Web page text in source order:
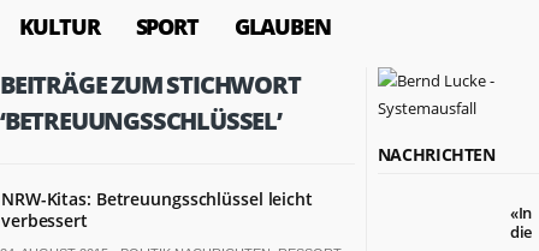
KULTUR SPORT GLAUBEN
BEITRÄGE ZUM STICHWORT
‘BETREUUNGSSCHLÜSSEL’
NRW-Kitas: Betreuungsschlüssel leicht
verbessert
NACHRICHTEN
«In
die